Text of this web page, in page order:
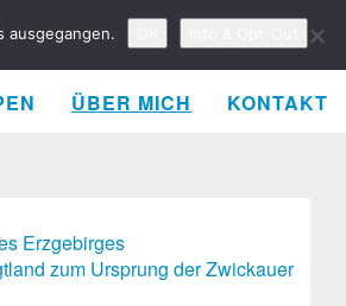
ÜBER MICH KONTAKT
Erzgebirges
zum Ursprung der Zwickauer
ausgegangen.